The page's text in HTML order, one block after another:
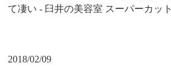
て凄い - 臼井の美容室 スーパーカット
2018/02/09